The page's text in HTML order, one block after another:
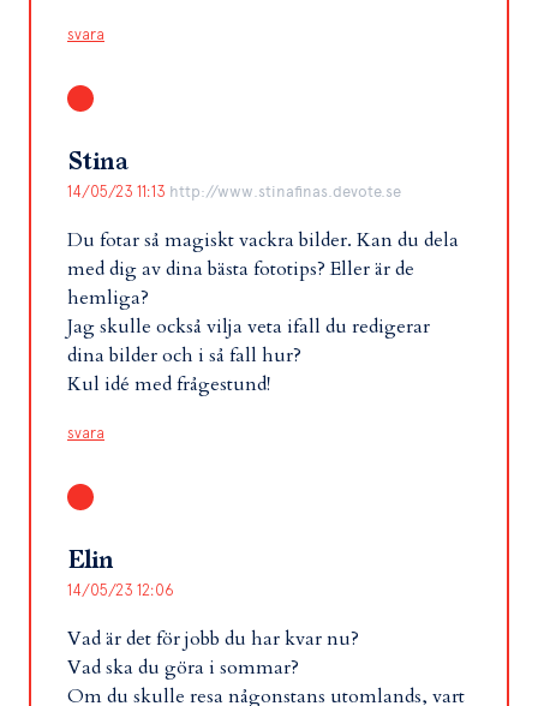
svara
Stina
14/05/23 11:13 http://www.stinafinas.devote.se
Du fotar så magiskt vackra bilder. Kan du dela
med dig av dina bästa fototips? Eller är de
hemliga?
Jag skulle också vilja veta ifall du redigerar
dina bilder och i så fall hur?
Kul idé med frågestund!
svara
Elin
14/05/23 12:06
Vad är det för jobb du har kvar nu?
Vad ska du göra i sommar?
Om du skulle resa någonstans utomlands, vart